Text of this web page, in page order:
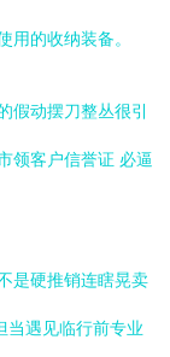
用的收纳装备。
假动摆刀整丛很引
领客户信誉证 必逼
是硬推销连瞎晃卖
当遇见临行前专业